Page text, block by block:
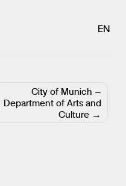
EN
City of Munich –
Department of Arts and
Culture